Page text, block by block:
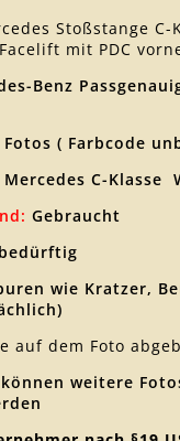
Stoßstange C-
mit PDC
Benz
Fotos ( Farbcode
C-Klasse
Gebraucht
wie Kratzer,
auf dem Foto
weitere